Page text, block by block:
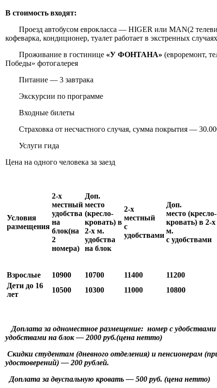
В стоимость входят:
Проезд автобусом еврокласса — HIGER или MAN(2
кофеварка, кондиционер, туалет работает в экстренных
Проживание в гостинице «У ФОНТАНА» (евроремонт,
Победы» фотогалерея
Питание — 3 завтрака
Экскурсии по программе
Входные билеты
Страховка от несчастного случая, сумма покрытия —
Услуги гида
Цена на одного человека за заезд
Условия
размещения
2-х
местный
удобства
на
блок(на
2
номера)
Доп.
место
(кресло-
кровать) в
2-х м.
удобства
на блок
2-х
местный
с
удобствами
Доп.
место (кресло-
кровать) в 2-х
м.
с удобствами
Взрослые 10900 10700 11400 11200
Дети до 16
лет
10500 10300 11000 10800
Доплата за одноместное размещение: номер с
удобствами на блок — 2000 руб.(цена нетто)
Скидки студентам (дневного отделения) и пенсионерам
удостоверений) — 200 рублей.
Доплата за двуспальную кровать — 500 руб. (цена нетто)